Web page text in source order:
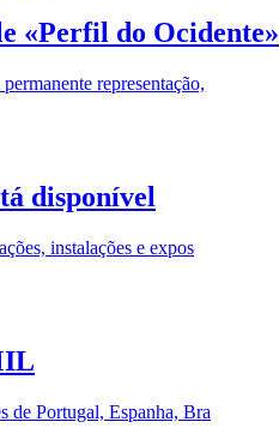
«Perfil do Ocidente»
representação,
disponível
instalações e expos
de Portugal, Espanha, Bra